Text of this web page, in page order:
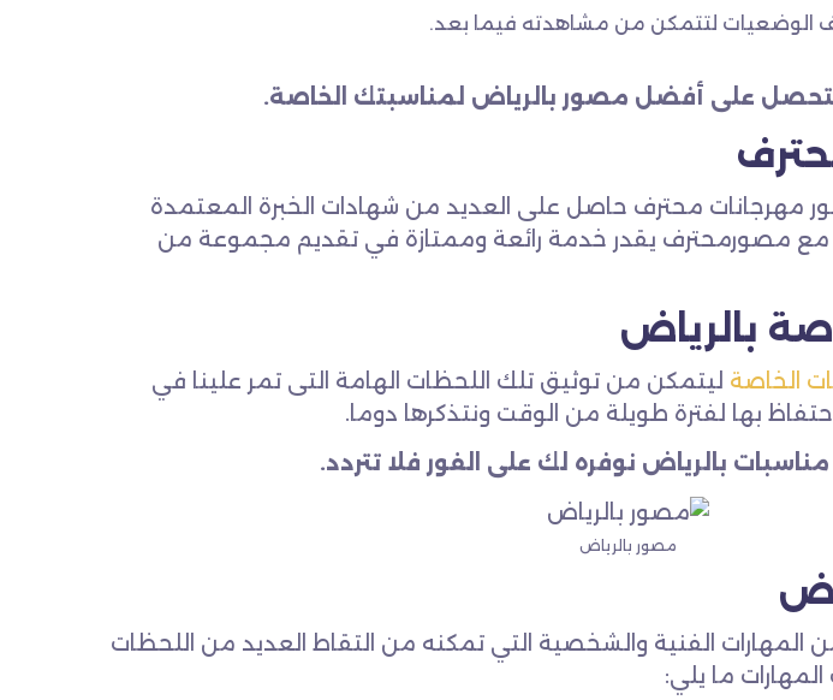
الوضعيات لتتمكن من مشاهدته فيما بعد.
لتحصل على أفضل مصور بالرياض لمناسبتك الخاصة.
مهرجانات محترف حاصل على العديد من شهادات الخبرة المعتمدة
مع مصورمحترف يقدر خدمة رائعة وممتازة في تقديم مجموعة من
بالرياض
الخاصة ليتمكن من توثيق تلك اللحظات الهامة التى تمر علينا في
بها لفترة طويلة من الوقت ونتذكرها دوما.
بالرياض نوفره لك على الفور فلا تتردد.
مصور بالرياض
المهارات الفنية والشخصية التي تمكنه من التقاط العديد من اللحظات
ما يلي: